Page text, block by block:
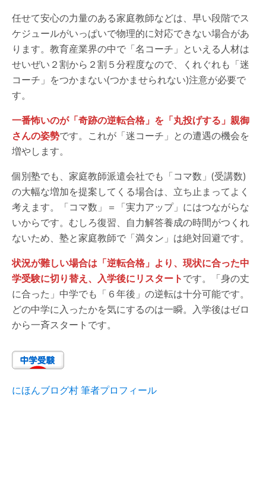
任せて安心の力量のある家庭教師などは、早い段階でス
ケジュールがいっぱいで物理的に対応できない場合があ
ります。教育産業界の中で「名コーチ」といえる人材は
せいぜい２割から２割５分程度なので、くれぐれも「迷
コーチ」をつかまない(つかませられない)注意が必要で
す。
一番怖いのが「奇跡の逆転合格」を「丸投げする」親御
さんの姿勢です。これが「迷コーチ」との遭遇の機会を
増やします。
個別塾でも、家庭教師派遣会社でも「コマ数」(受講数)
の大幅な増加を提案してくる場合は、立ち止まってよく
考えます。「コマ数」＝「実力アップ」にはつながらな
いからです。むしろ復習、自力解答養成の時間がつくれ
ないため、塾と家庭教師で「満タン」は絶対回避です。
状況が難しい場合は「逆転合格」より、現状に合った中
学受験に切り替え、入学後にリスタートです。「身の丈
に合った」中学でも「６年後」の逆転は十分可能です。
どの中学に入ったかを気にするのは一瞬。入学後はゼロ
から一斉スタートです。
にほんブログ村 筆者プロフィール